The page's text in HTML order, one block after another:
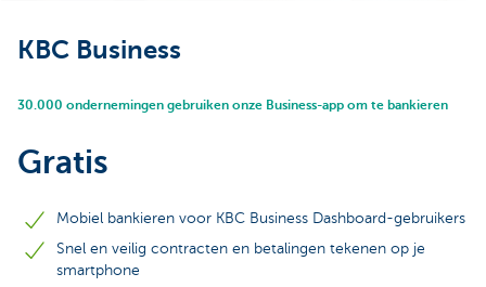
KBC Business
30.000 ondernemingen gebruiken onze Business-app om te bankieren
Gratis
Mobiel bankieren voor KBC Business Dashboard-gebruikers
Snel en veilig contracten en betalingen tekenen op je
smartphone